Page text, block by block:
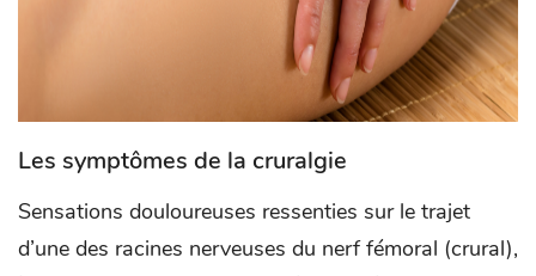
Les symptômes de la cruralgie
Sensations douloureuses ressenties sur le trajet
d’une des racines nerveuses du nerf fémoral (crural),